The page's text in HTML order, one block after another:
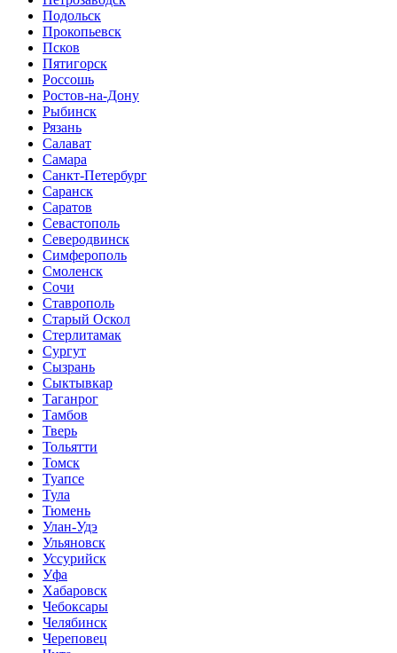
Подольск
Прокопьевск
Псков
Пятигорск
Россошь
Ростов-на-Дону
Рыбинск
Рязань
Салават
Самара
Санкт-Петербург
Саранск
Саратов
Севастополь
Северодвинск
Симферополь
Смоленск
Сочи
Ставрополь
Старый Оскол
Стерлитамак
Сургут
Сызрань
Сыктывкар
Таганрог
Тамбов
Тверь
Тольятти
Томск
Туапсе
Тула
Тюмень
Улан-Удэ
Ульяновск
Уссурийск
Уфа
Хабаровск
Чебоксары
Челябинск
Череповец